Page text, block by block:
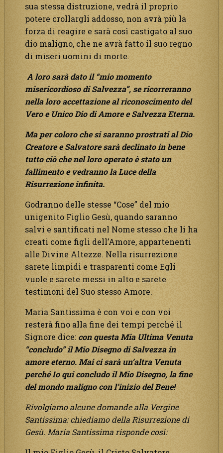
sua stessa distruzione, vedrà il proprio
potere crollargli addosso, non avrà più la
forza di reagire e sarà così castigato al suo
dio maligno, che ne avrà fatto il suo regno
di miseri uomini di morte.
A loro sarà dato il “mio momento
misericordioso di Salvezza”, se ricorreranno
nella loro accettazione al riconoscimento del
Vero e Unico Dio di Amore e Salvezza Eterna.
Ma per coloro che si saranno prostrati al Dio
Creatore e Salvatore sarà declinato in bene
tutto ciò che nel loro operato è stato un
fallimento e vedranno la Luce della
Risurrezione infinita.
Godranno delle stesse “Cose” del mio
unigenito Figlio Gesù, quando saranno
salvi e santificati nel Nome stesso che li ha
creati come figli dell’Amore, appartenenti
alle Divine Altezze. Nella risurrezione
sarete limpidi e trasparenti come Egli
vuole e sarete messi in alto e sarete
testimoni del Suo stesso Amore.
Maria Santissima è con voi e con voi
resterà fino alla fine dei tempi perché il
Signore dice: con questa Mia Ultima Venuta
“concludo” il Mio Disegno di Salvezza in
amore eterno. Mai ci sarà un’altra Venuta
perché Io qui concludo il Mio Disegno, la fine
del mondo maligno con l’inizio del Bene!
Rivolgiamo alcune domande alla Vergine
Santissima: chiediamo della Risurrezione di
Gesù. Maria Santissima risponde così: